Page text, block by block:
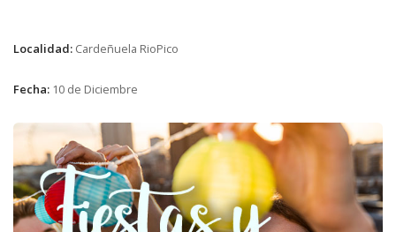
Localidad: Cardeñuela RioPico
Fecha: 10 de Diciembre